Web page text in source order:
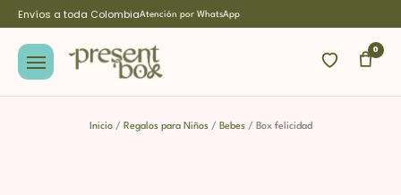
Envíos a toda ColombiaAtención por WhatsApp
0
Inicio/ Regalos para Niños/ Bebes/ Box felicidad